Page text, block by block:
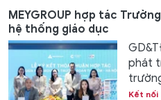
MEYGROUP hợp tác
hệ thống giáo dục
phát
Kết nối